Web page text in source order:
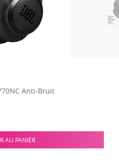
Anti-Bruit
AU PANIER